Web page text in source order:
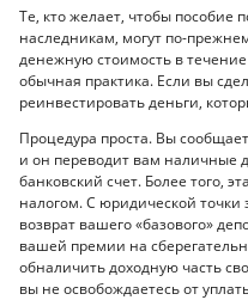
Те, кто желает, чтобы пособие
наследникам, могут по-
денежную стоимость в
обычная практика. Если вы
реинвестировать деньги,
Процедура проста. Вы
и он переводит вам наличные
банковский счет. Более того,
налогом. С юридической
возврат вашего «базового»
вашей премии на
обналичить доходную часть
вы не освобождаетесь от